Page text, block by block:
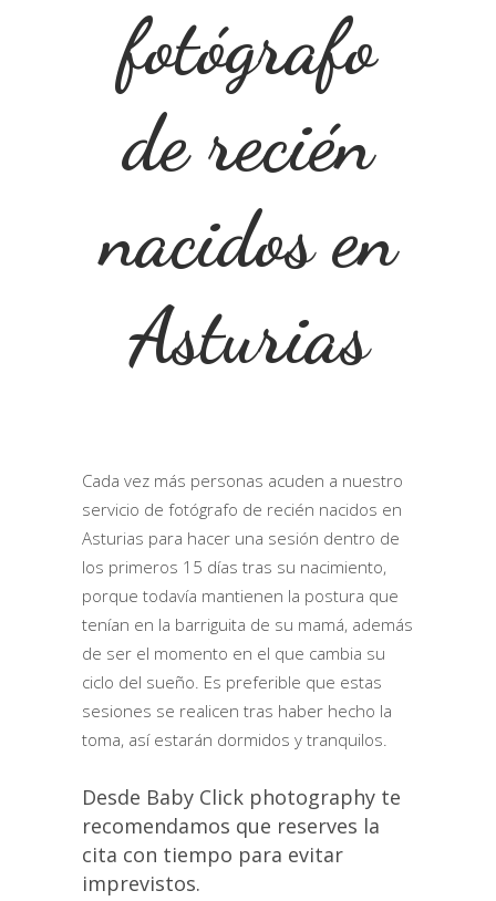
fotógrafo
de recién
nacidos en
Asturias
Cada vez más personas acuden a nuestro
servicio de fotógrafo de recién nacidos en
Asturias para hacer una sesión dentro de
los primeros 15 días tras su nacimiento,
porque todavía mantienen la postura que
tenían en la barriguita de su mamá, además
de ser el momento en el que cambia su
ciclo del sueño. Es preferible que estas
sesiones se realicen tras haber hecho la
toma, así estarán dormidos y tranquilos.
Desde Baby Click photography te
recomendamos que reserves la
cita con tiempo para evitar
imprevistos.